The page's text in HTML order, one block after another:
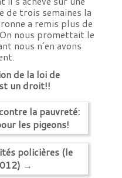
de trois semaines la
a remis plus de
nous promettait le
nous n’en avons
de la loi de
un droit!!
la pauvreté:
les pigeons!
policières (le
→